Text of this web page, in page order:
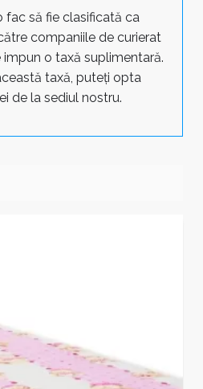
fac să fie clasificată ca
companiile de curierat
o taxă suplimentară.
taxă, puteți opta
de la sediul nostru.